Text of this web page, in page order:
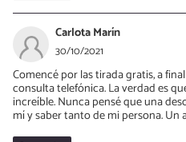
Carlota Marín
30/10/2021
Comencé por las tirada gratis, a
consulta telefónica. La verdad es
increíble. Nunca pensé que una
mí y saber tanto de mi persona. Un